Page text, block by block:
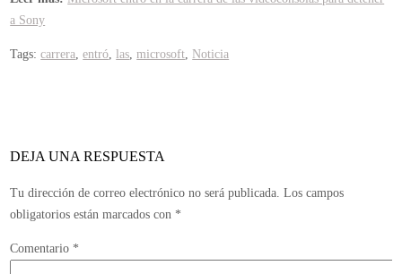
las
a Sony
Tags:carrera,entró,las,microsoft, Noticia
DEJA UNA RESPUESTA
Tu dirección de correo electrónico no será publicada. Los campos
obligatorios están marcados con *
Comentario *